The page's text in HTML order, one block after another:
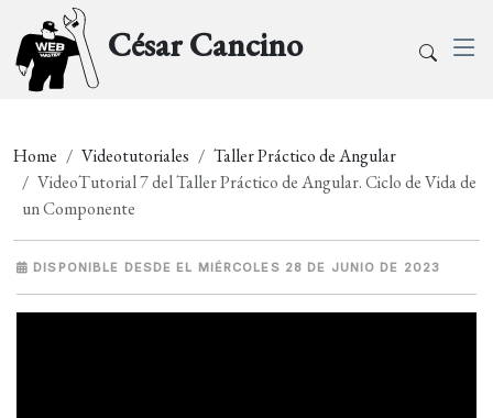
César Cancino
Home Videotutoriales
Taller Práctico de Angular
VideoTutorial 7 del Taller Práctico de Angular. Ciclo de Vida de
un Componente
DISPONIBLE DESDE EL MIÉRCOLES 28 DE JUNIO DE 2023